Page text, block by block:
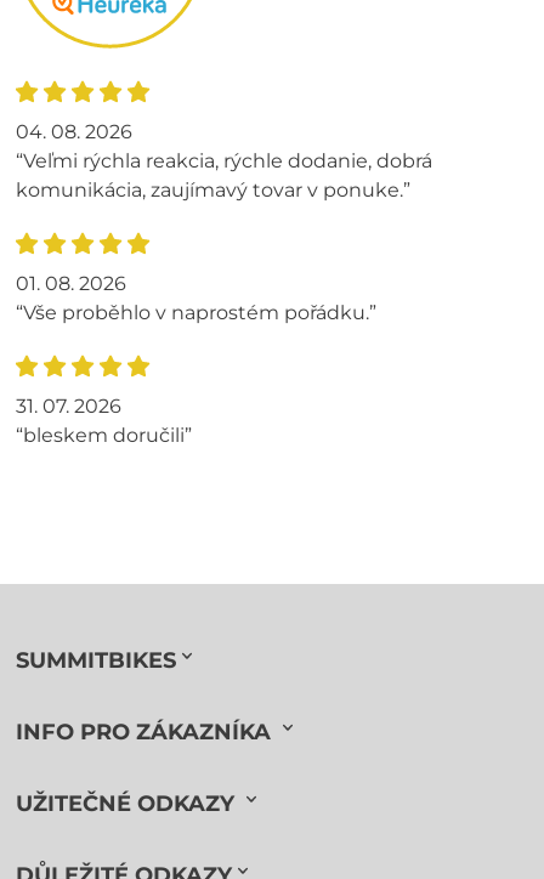
04. 08. 2026
“Veľmi rýchla reakcia, rýchle dodanie, dobrá
komunikácia, zaujímavý tovar v ponuke.”
01. 08. 2026
“Vše proběhlo v naprostém pořádku.”
31. 07. 2026
“bleskem doručili”
SUMMITBIKES
INFO PRO ZÁKAZNÍKA
UŽITEČNÉ ODKAZY